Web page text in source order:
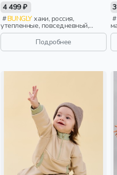
4 499 ₽
BUNGLYхаки, россия,
утепленные, повседневный,
девочки, малыши, дошкольники,
Подробнее